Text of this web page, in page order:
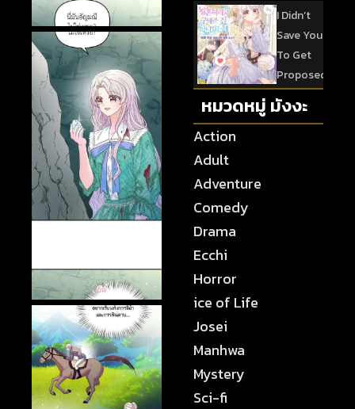
I Didn’t
Save You
To Get
Proposed
หมวดหมู่ มังงะ
Action
Adult
Adventure
Comedy
Drama
Ecchi
Horror
ice of Life
Josei
Manhwa
Mystery
Sci-fi